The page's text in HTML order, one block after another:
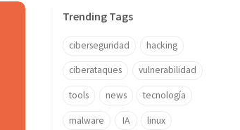
Trending Tags
ciberseguridad hacking
ciberataques vulnerabilidad
tools news tecnología
malware IA linux